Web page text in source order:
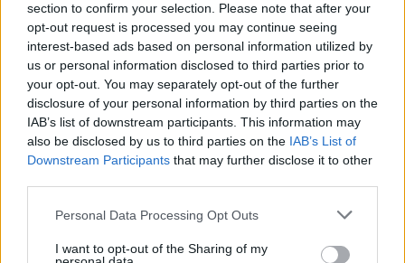
section to confirm your selection. Please note that after your
opt-out request is processed you may continue seeing
interest-based ads based on personal information utilized by
us or personal information disclosed to third parties prior to
your opt-out. You may separately opt-out of the further
disclosure of your personal information by third parties on the
IAB’s list of downstream participants. This information may
also be disclosed by us to third parties on the IAB’s List of
Downstream Participants that may further disclose it to other
Personal Data Processing Opt Outs
I want to opt-out of the Sharing of my